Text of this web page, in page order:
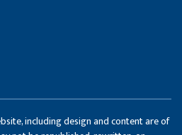
including design and content are of